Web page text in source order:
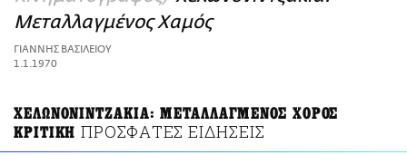
ΑΜΠΑ
PRINT
Μεταλλαγμένος Χαμός
ΓΙΑΝΝΗΣ ΒΑΣΙΛΕΙΟΥ
1.1.1970
ΧΕΛΩΝΟΝΙΝΤΖΑΚΙΑ: ΜΕΤΑΛΛΑΓΜΕΝΟΣ ΧΟΡΟΣ
ΚΡΙΤΙΚΗ ΠΡΟΣΦΑΤΕΣ ΕΙΔΗΣΕΙΣ